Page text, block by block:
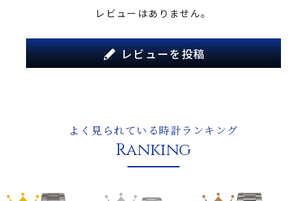
レビューはありません。
レビューを投稿
よく見られている時計ランキング
Ranking